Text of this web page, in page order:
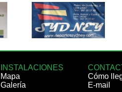
INSTALACIONES
Mapa
Galería
Cómo
E-mail